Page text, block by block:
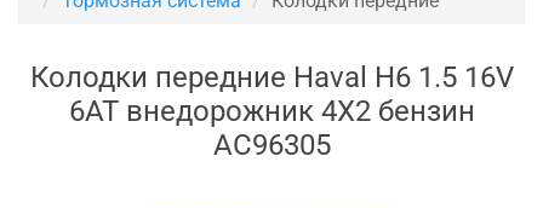
Колодки передние Haval H6 1.5 16V
6AT внедорожник 4X2 бензин
AC96305